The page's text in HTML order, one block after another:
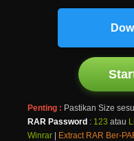
Penting : Pastikan Size
RAR Password : 123 atau
Winrar
Extract RAR Ber-